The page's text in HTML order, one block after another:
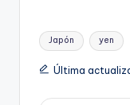
Etiquetas:
Japón yen
Última